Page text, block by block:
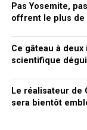
Pas Yosemite,
offrent le plus de
Ce gâteau à
scientifique
Le réalisateur de
sera bientôt